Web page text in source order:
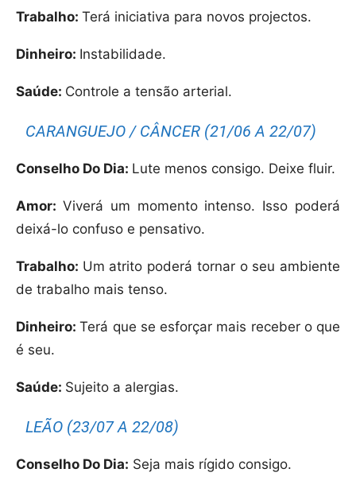
Trabalho: Terá iniciativa para novos projectos.
Dinheiro: Instabilidade.
Saúde: Controle a tensão arterial.
CARANGUEJO / CÂNCER (21/06 A 22/07)
Conselho Do Dia: Lute menos consigo. Deixe fluir.
Amor: Viverá um momento intenso. Isso poderá
deixá-lo confuso e pensativo.
Trabalho: Um atrito poderá tornar o seu ambiente
de trabalho mais tenso.
Dinheiro:Terá que se esforçar mais receber o que
é seu.
Saúde: Sujeito a alergias.
LEÃO (23/07 A 22/08)
Conselho Do Dia: Seja mais rígido consigo.